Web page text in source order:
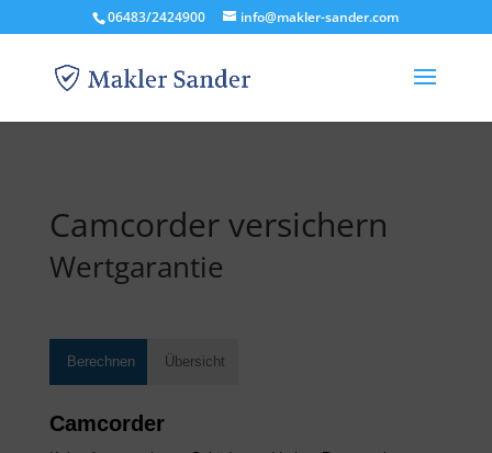
06483/2424900 info@makler-sander.com
Camcorder versichern
Wertgarantie